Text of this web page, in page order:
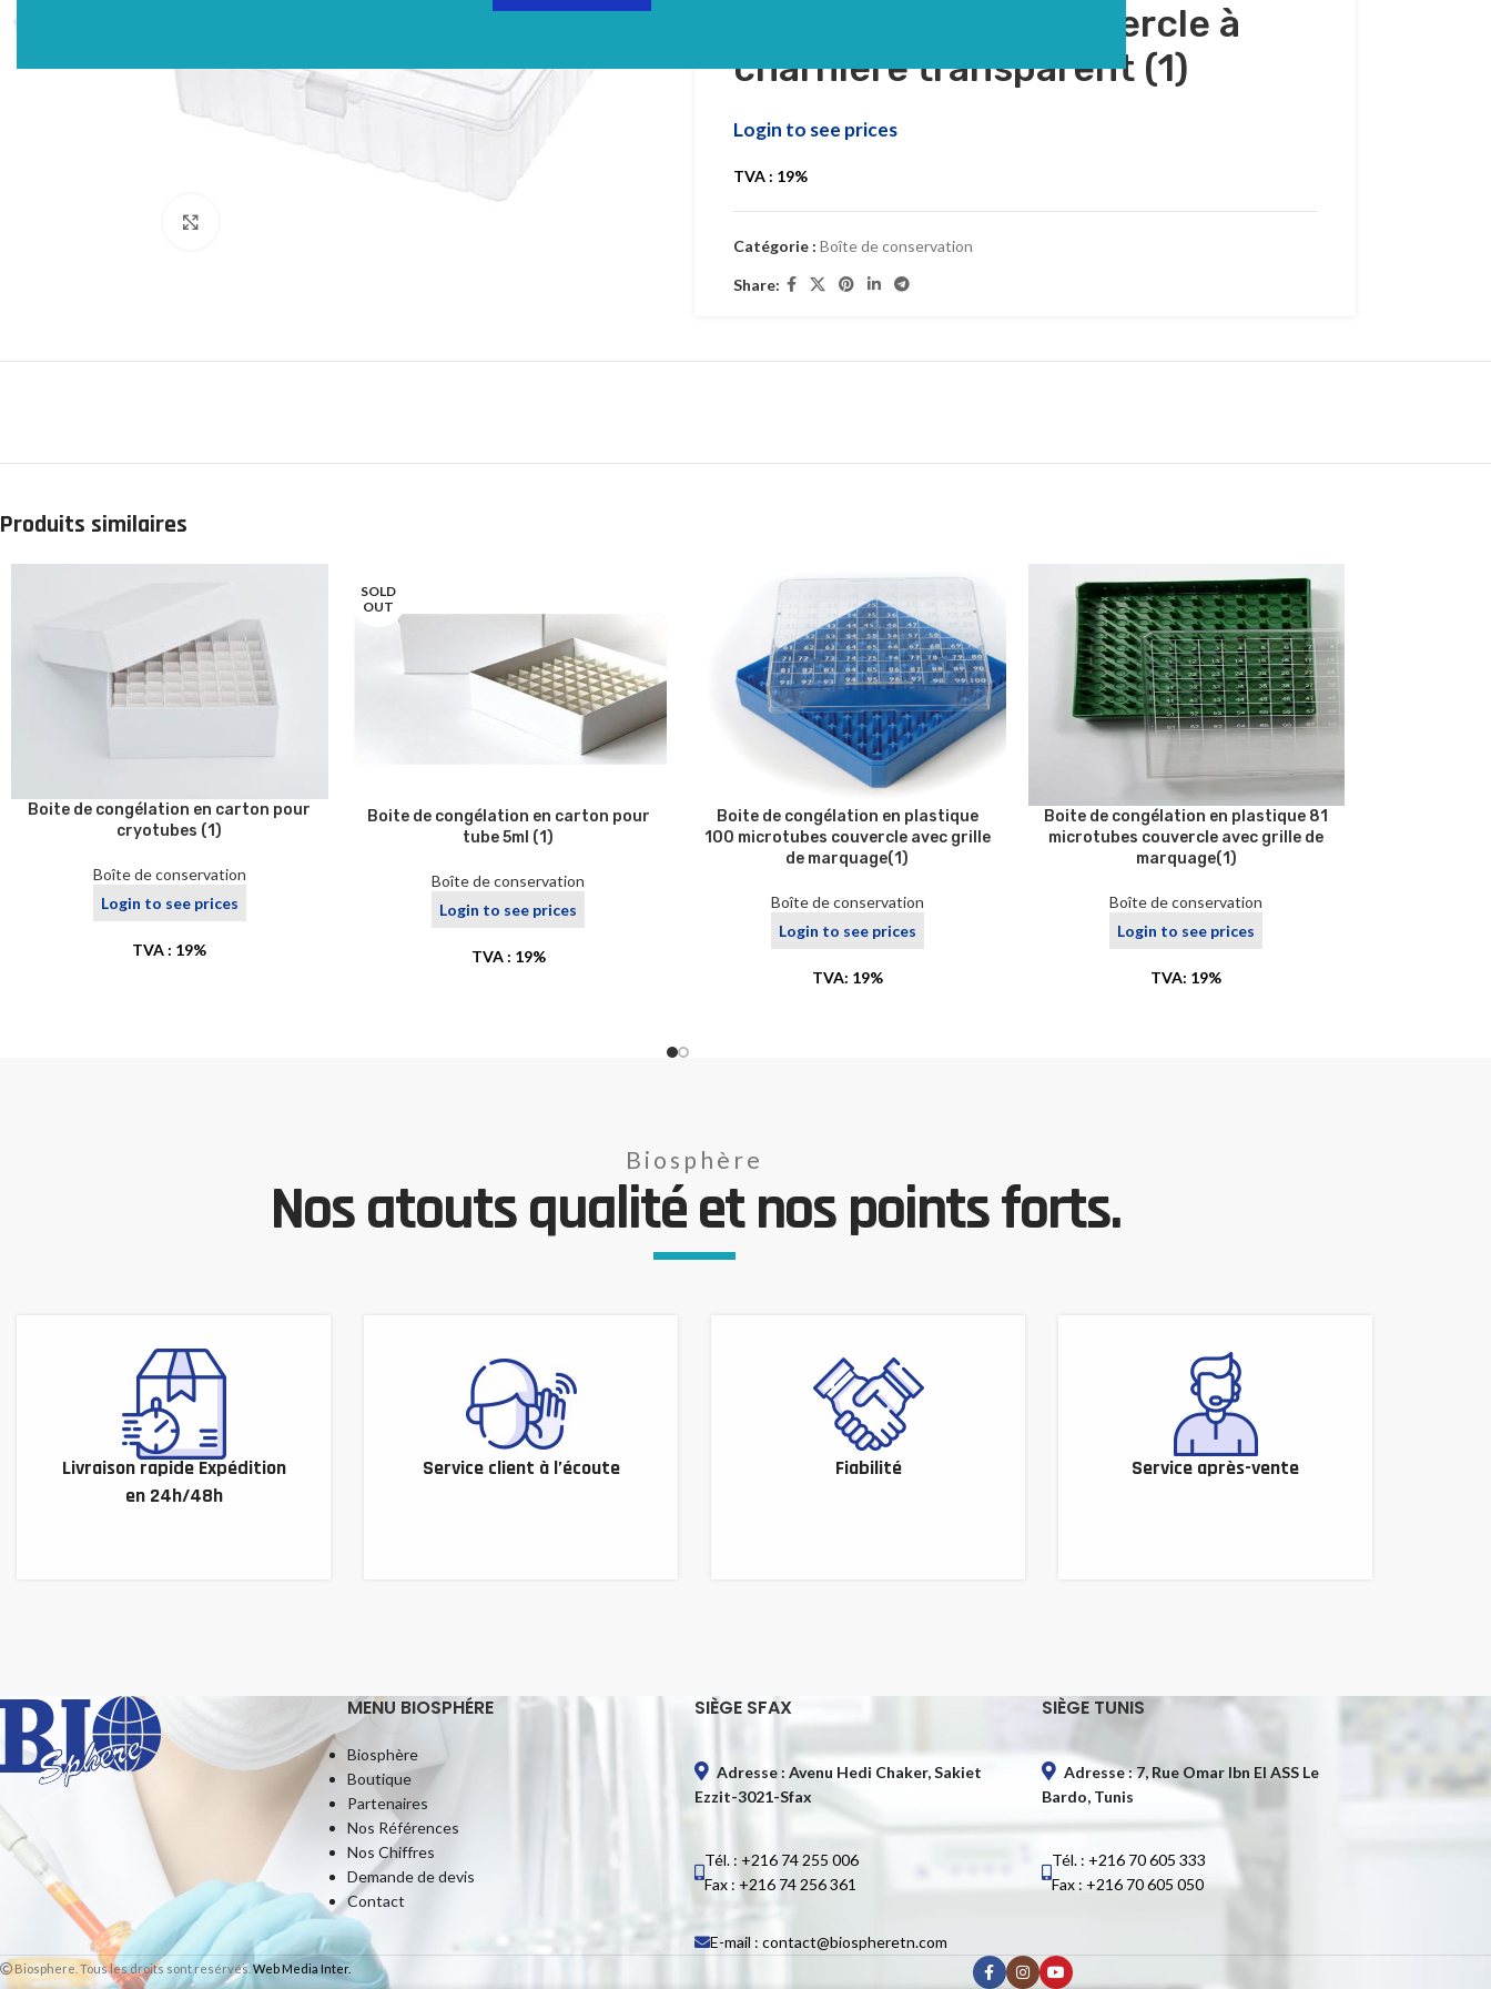
100 microtubes couvercle à
charnière transparent (1)
Login to see prices
TVA : 19%
Catégorie : Boîte de conservation
Share:
Produits similaires
Boite de congélation en carton pour
cryotubes (1)
Boîte de conservation
Login to see prices
TVA : 19%
SOLD
OUT
Boite de congélation en carton pour
tube 5ml (1)
Boîte de conservation
Login to see prices
TVA : 19%
Boite de congélation en plastique
100 microtubes couvercle avec grille
de marquage(1)
Boîte de conservation
Login to see prices
TVA: 19%
Boite de congélation en plastique 81
microtubes couvercle avec grille de
marquage(1)
Boîte de conservation
Login to see prices
TVA: 19%
Biosphère
Nos atouts qualité et nos points forts.
Livraison rapide Expédition
en 24h/48h
Service client à l’écoute Fiabilité Service après-vente
MENU BIOSPHÉRE
Biosphère
Boutique
Partenaires
Nos Références
Nos Chiffres
Demande de devis
Contact
SIÈGE SFAX
Adresse : Avenu Hedi Chaker, Sakiet
Ezzit-3021-Sfax
Tél. : +216 74 255 006
Fax : +216 74 256 361
E-mail : contact@biospheretn.com
SIÈGE TUNIS
Adresse : 7, Rue Omar Ibn El ASS Le
Bardo, Tunis
Tél. : +216 70 605 333
Fax : +216 70 605 050
Biosphere. Tous les droits sont resérvés. Web Media Inter.